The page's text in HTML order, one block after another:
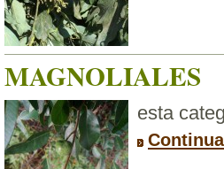
MAGNOLIALES
esta